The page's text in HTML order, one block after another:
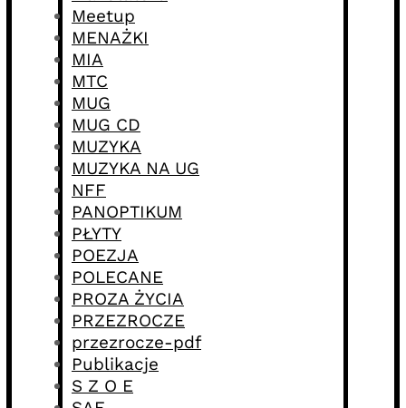
Meetup
MENAŻKI
MIA
MTC
MUG
MUG CD
MUZYKA
MUZYKA NA UG
NFF
PANOPTIKUM
PŁYTY
POEZJA
POLECANE
PROZA ŻYCIA
PRZEZROCZE
przezrocze-pdf
Publikacje
S Z O E